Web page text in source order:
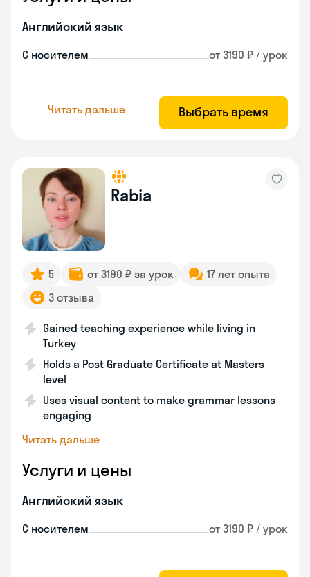
Английский язык
С носителем от 3190 ₽ / урок
Читать дальше Выбрать время
Rabia
5 от 3190 ₽ за урок
17 лет опыта
3 отзыва
Gained teaching experience while living in
Turkey
Holds a Post Graduate Certificate at Masters
level
Uses visual content to make grammar lessons
engaging
Читать дальше
Услуги и цены
Английский язык
С носителем от 3190 ₽ / урок